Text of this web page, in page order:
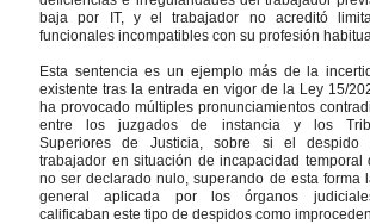
baja por IT, y el trabajador no acreditó
funcionales incompatibles con su profesión
Esta sentencia es un ejemplo más de la
existente tras la entrada en vigor de la Ley 15/
ha provocado múltiples pronunciamientos
entre los juzgados de instancia y los
Superiores de Justicia, sobre si el despido
trabajador en situación de incapacidad temporal
no ser declarado nulo, superando de esta forma
general aplicada por los órganos
calificaban este tipo de despidos como